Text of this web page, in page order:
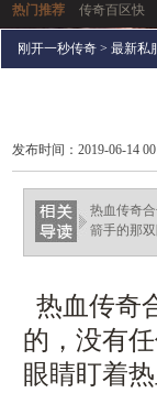
热门推荐
传奇百区快
刚开一秒传奇 > 最新私
发布时间：2019-06-14
热血传奇
箭手的那
热血传奇
的，没有
眼睛盯着